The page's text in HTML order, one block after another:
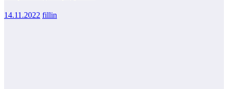
14.11.2022 fillin